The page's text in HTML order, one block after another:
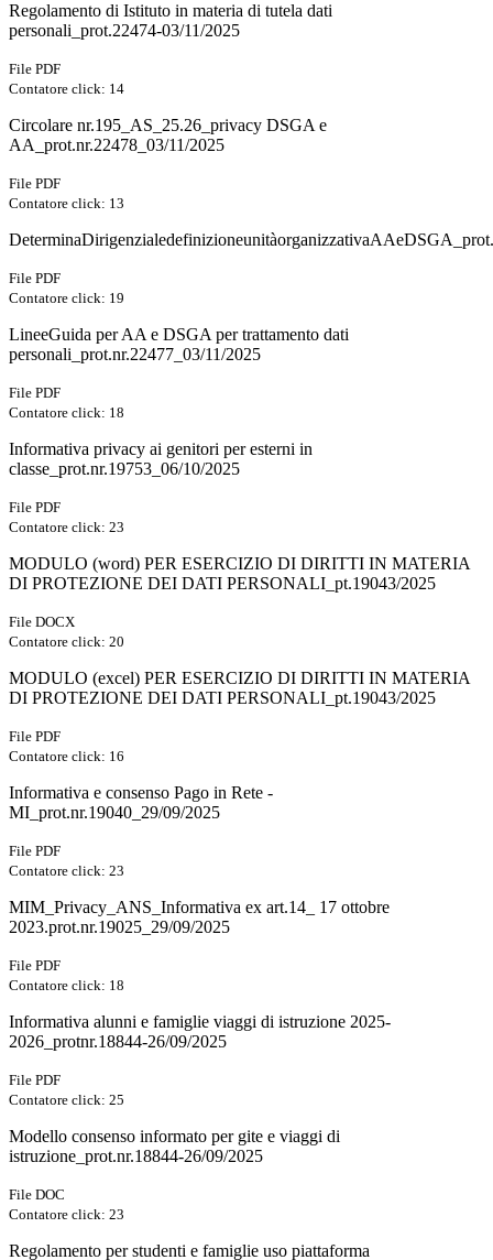
Regolamento di Istituto in materia di tutela dati
personali_prot.22474-03/11/2025
File PDF
Contatore click: 14
Circolare nr.195_AS_25.26_privacy DSGA e
AA_prot.nr.22478_03/11/2025
File PDF
Contatore click: 13
File PDF
Contatore click: 19
LineeGuida per AA e DSGA per trattamento dati
personali_prot.nr.22477_03/11/2025
File PDF
Contatore click: 18
Informativa privacy ai genitori per esterni in
classe_prot.nr.19753_06/10/2025
File PDF
Contatore click: 23
MODULO (word) PER ESERCIZIO DI DIRITTI IN MATERIA
DI PROTEZIONE DEI DATI PERSONALI_pt.19043/2025
File DOCX
Contatore click: 20
MODULO (excel) PER ESERCIZIO DI DIRITTI IN MATERIA
DI PROTEZIONE DEI DATI PERSONALI_pt.19043/2025
File PDF
Contatore click: 16
Informativa e consenso Pago in Rete -
MI_prot.nr.19040_29/09/2025
File PDF
Contatore click: 23
MIM_Privacy_ANS_Informativa ex art.14_ 17 ottobre
2023.prot.nr.19025_29/09/2025
File PDF
Contatore click: 18
Informativa alunni e famiglie viaggi di istruzione 2025-
2026_protnr.18844-26/09/2025
File PDF
Contatore click: 25
Modello consenso informato per gite e viaggi di
istruzione_prot.nr.18844-26/09/2025
File DOC
Contatore click: 23
Regolamento per studenti e famiglie uso piattaforma